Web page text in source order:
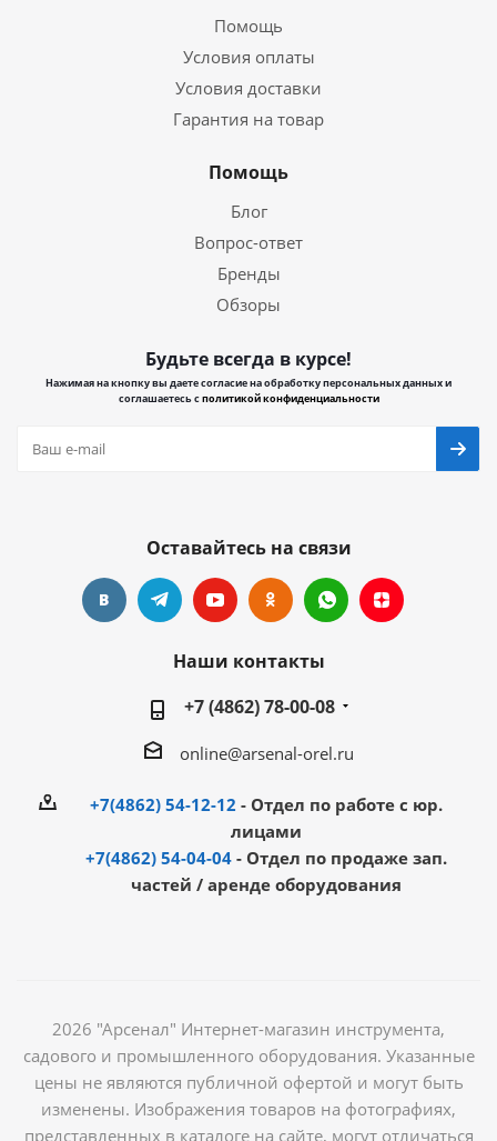
Помощь
Условия оплаты
Условия доставки
Гарантия на товар
Помощь
Блог
Вопрос-ответ
Бренды
Обзоры
Будьте всегда в курсе!
Нажимая на кнопку вы даете согласие на обработку персональных данных и
соглашаетесь сполитикой конфиденциальности
Оставайтесь на связи
Наши контакты
+7 (4862) 78-00-08
online@arsenal-orel.ru
+7(4862) 54-12-12 - Отдел по работе с юр.
лицами
+7(4862) 54-04-04 - Отдел по продаже зап.
частей / аренде оборудования
2026 "Арсенал" Интернет-магазин инструмента,
садового и промышленного оборудования. Указанные
цены не являются публичной офертой и могут быть
изменены. Изображения товаров на фотографиях,
представленных в каталоге на сайте, могут отличаться